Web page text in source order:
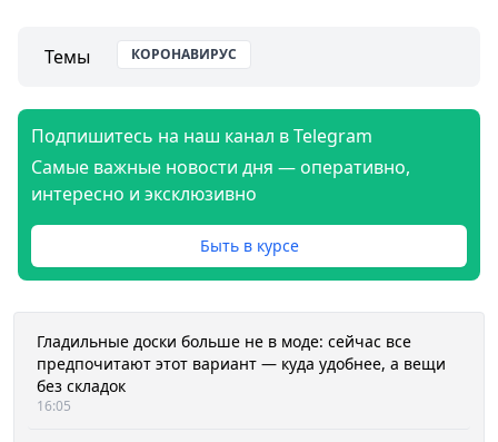
Темы КОРОНАВИРУС
Подпишитесь на наш канал в Telegram
Самые важные новости дня — оперативно,
интересно и эксклюзивно
Быть в курсе
Гладильные доски больше не в моде: сейчас все
предпочитают этот вариант — куда удобнее, а вещи
без складок
16:05